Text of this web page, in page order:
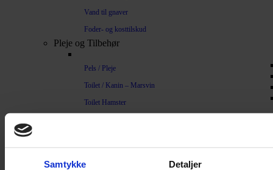
Samtykke Detaljer
Vand til gnaver
Foder- og kosttilskud
Pleje og Tilbehør
Pels / Pleje
Toilet / Kanin – Marsvin
Toilet Hamster
Bure